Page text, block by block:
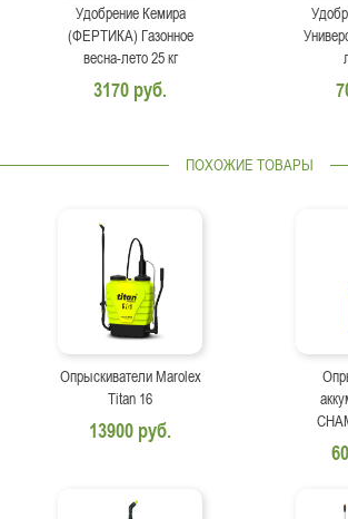
Удобрение Кемира
(ФЕРТИКА) Газонное
весна-лето 25 кг
3170 руб.
ПОХОЖИЕ ТОВАРЫ
Опрыскиватели Marolex
Titan 16
13900 руб.